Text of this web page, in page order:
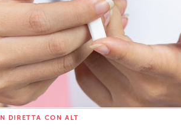
IN DIRETTA CON ALT